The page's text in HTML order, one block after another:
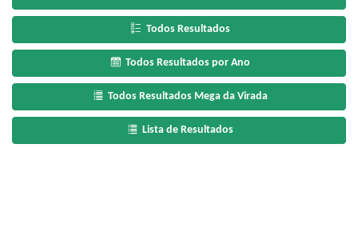
Todos Resultados
Todos Resultados por Ano
Todos Resultados Mega da Virada
Lista de Resultados